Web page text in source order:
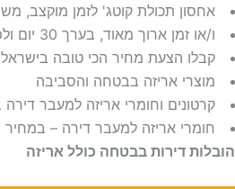
אחסון תכולת קוטג' לזמן מוקצב,
ו/או זמן ארוך מאוד, בערך 30 יום ולפעמים 365 יום
קבלו הצעת מחיר הכי טובה
מוצרי אריזה בבטחה והסביבה
קרטונים וחומרי אריזה למעבר
חומרי אריזה למעבר דירה –
הובלות דירות בבטחה כולל אריזה